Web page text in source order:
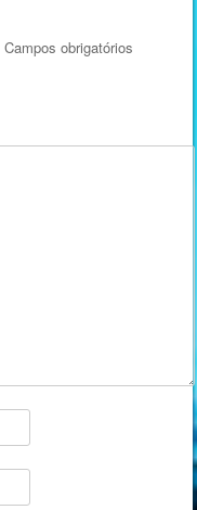
Campos obrigatórios